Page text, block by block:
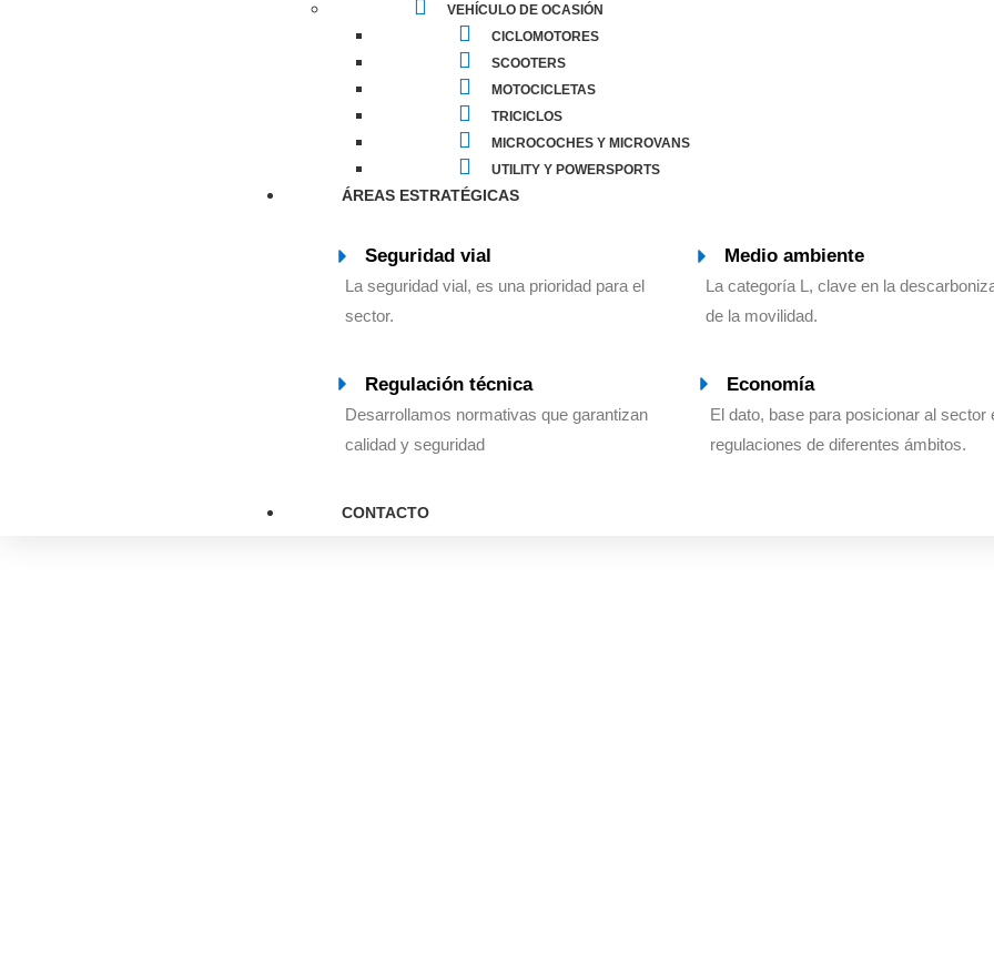
VEHÍCULO DE OCASIÓN
CICLOMOTORES
SCOOTERS
MOTOCICLETAS
TRICICLOS
MICROCOCHES Y MICROVANS
UTILITY Y POWERSPORTS
ÁREAS ESTRATÉGICAS
Seguridad vial
La seguridad vial, es una prioridad para el
sector.
Medio ambiente
La categoría L, clave en la
de la movilidad.
Regulación técnica
Desarrollamos normativas que garantizan
calidad y seguridad
Economía
El dato, base para posicionar al sector
regulaciones de diferentes ámbitos.
CONTACTO